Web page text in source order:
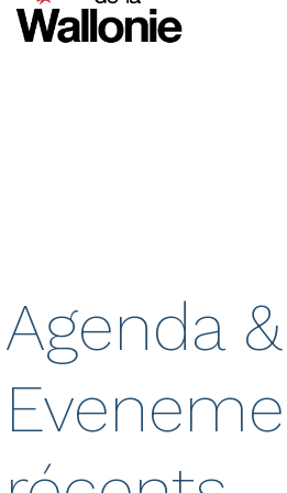
Agenda &